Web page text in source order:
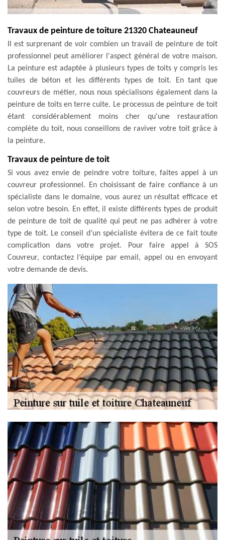
Travaux de peinture de toiture 21320 Chateauneuf
Il est surprenant de voir combien un travail de peinture de toit
professionnel peut améliorer l'aspect général de votre maison.
La peinture est adaptée à plusieurs types de toits y compris les
tuiles de béton et les différents types de toit. En tant que
couvreurs de métier, nous nous spécialisons également dans la
peinture de toits en terre cuite. Le processus de peinture de toit
étant considérablement moins cher qu'une restauration
complète du toit, nous conseillons de raviver votre toit grâce à
la peinture.
Travaux de peinture de toit
Si vous avez envie de peindre votre toiture, faites appel à un
couvreur professionnel. En choisissant de faire confiance à un
spécialiste dans le domaine, vous aurez un résultat efficace et
selon votre besoin. En effet, il existe différents types de produit
de peinture de toit de qualité qui peut ne pas adhérer à votre
type de toit. Le conseil d’un spécialiste évitera de ce fait toute
complication dans votre projet. Pour faire appel à SOS
Couvreur, contactez l’équipe par email, appel ou en envoyant
votre demande de devis.